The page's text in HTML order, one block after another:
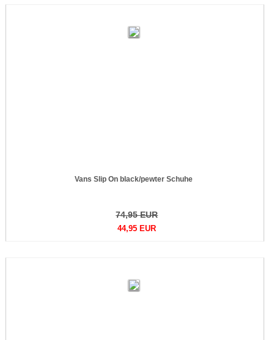
Vans Slip On black/pewter Schuhe
74,95 EUR
44,95 EUR